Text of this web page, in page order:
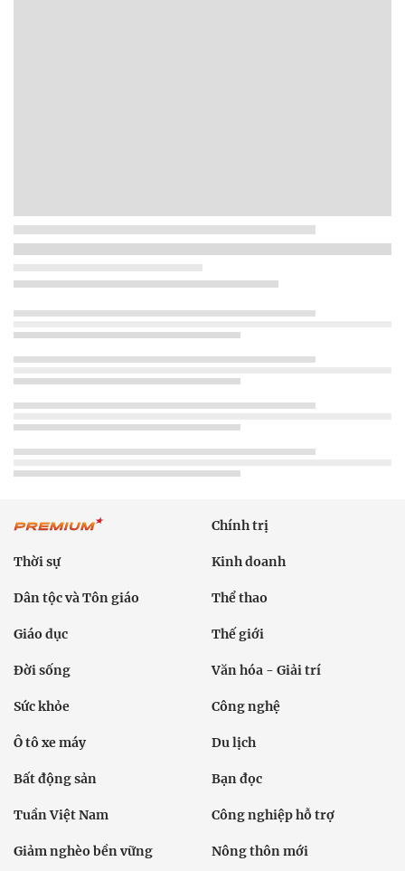
Chính trị
Thời sự Kinh doanh
Dân tộc và Tôn giáo Thể thao
Giáo dục Thế giới
Đời sống Văn hóa - Giải trí
Sức khỏe Công nghệ
Ô tô xe máy Du lịch
Bất động sản Bạn đọc
Tuần Việt Nam Công nghiệp hỗ trợ
Giảm nghèo bền vững Nông thôn mới